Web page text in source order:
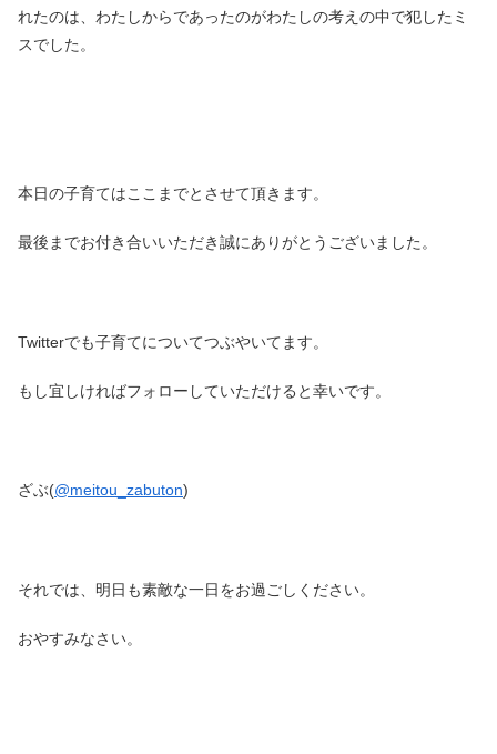
れたのは、わたしからであったのがわたしの考えの中で犯したミ
スでした。
本日の子育てはここまでとさせて頂きます。
最後までお付き合いいただき誠にありがとうございました。
Twitterでも子育てについてつぶやいてます。
もし宜しければフォローしていただけると幸いです。
ざぶ(@meitou_zabuton)
それでは、明日も素敵な一日をお過ごしください。
おやすみなさい。